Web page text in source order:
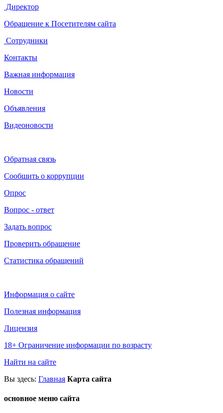
Директор
Обращение к Посетителям сайта
Сотрудники
Контакты
Важная информация
Новости
Объявления
Видеоновости
Обратная связь
Сообшить о коррупции
Опрос
Вопрос - ответ
Задать вопрос
Проверить обращение
Статистика обращений
Информация о сайте
Полезная информация
Лицензия
18+ Ограничение информации по возрасту
Найти на сайте
Вы здесь: Главная Карта сайта
основное меню сайта